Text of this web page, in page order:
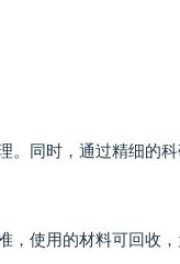
。同时，通过精细的
，使用的材料可回收